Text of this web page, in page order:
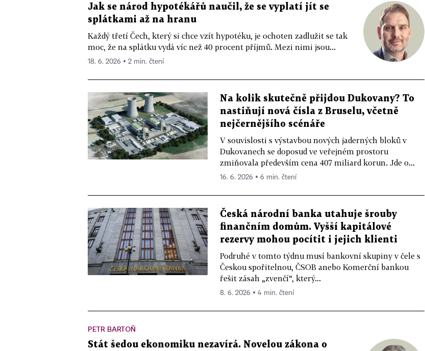
Jak se národ hypotékářů naučil, že se vyplatí jít se
splátkami až na hranu
Každý třetí Čech, který si chce vzít hypotéku, je ochoten zadlužit se tak
moc, že na splátku vydá víc než 40 procent příjmů. Mezi nimi jsou...
18. 6. 2026 ▪ 2 min. čtení
Na kolik skutečně přijdou Dukovany? To
nastiňují nová čísla z Bruselu, včetně
nejčernějšího scénáře
V souvislosti s výstavbou nových jaderných bloků v
Dukovanech se doposud ve veřejném prostoru
zmiňovala především cena 407 miliard korun. Jde o...
16. 6. 2026 ▪ 6 min. čtení
Česká národní banka utahuje šrouby
finančním domům. Vyšší kapitálové
rezervy mohou pocítit i jejich klienti
Podruhé v tomto týdnu musí bankovní skupiny v čele s
Českou spořitelnou, ČSOB anebo Komerční bankou
řešit zásah „zvenčí“, který...
8. 6. 2026 ▪ 4 min. čtení
PETR BARTOŇ
Stát šedou ekonomiku nezavírá. Novelou zákona o